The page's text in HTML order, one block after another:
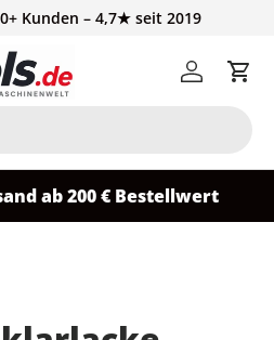
Kunden – 4,7★ seit 2019
Einloggen
ab 200 € Bestellwert